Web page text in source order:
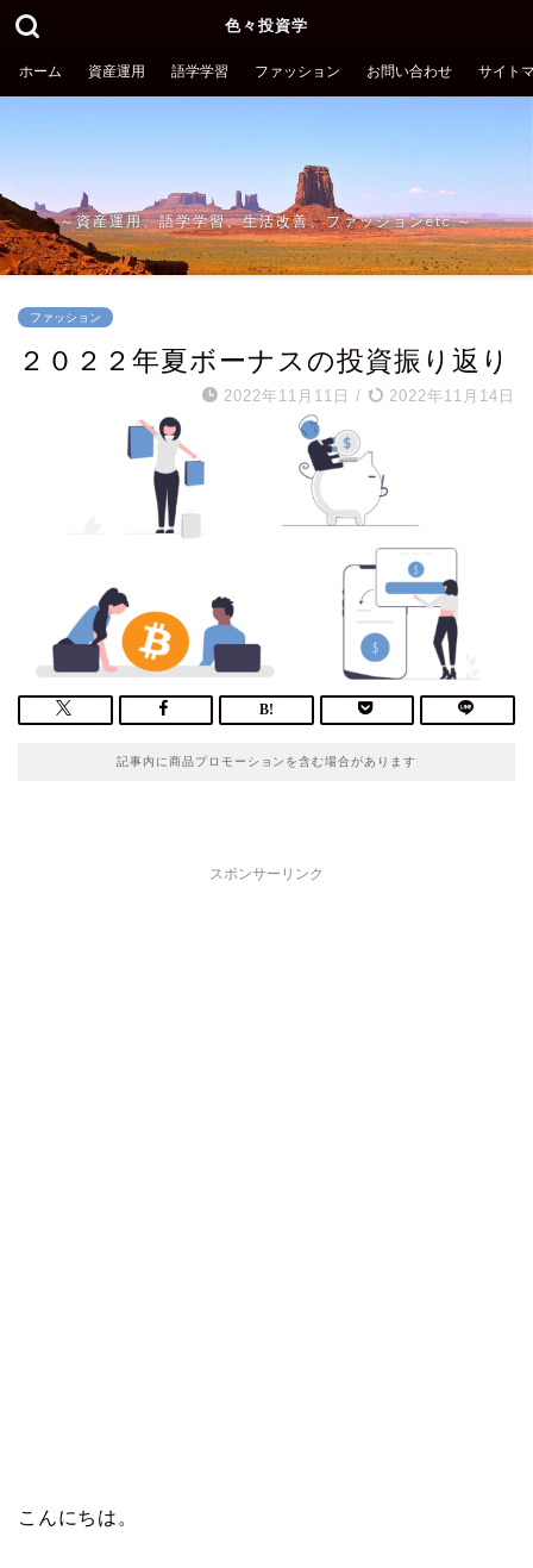
色々投資学
ホーム 資産運用 語学学習 ファッション お問い合わせ サイト
～資産運用、語学学習、生活改善、ファッションetc.～
ファッション
２０２２年夏ボーナスの投資振り返り
2022年11月11日 / 2022年11月14日
記事内に商品プロモーションを含む場合があります
スポンサーリンク
こんにちは。